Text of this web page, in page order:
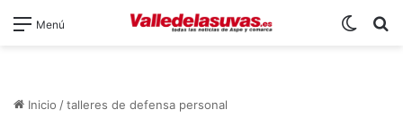
Menú
Inicio /talleres de defensa personal